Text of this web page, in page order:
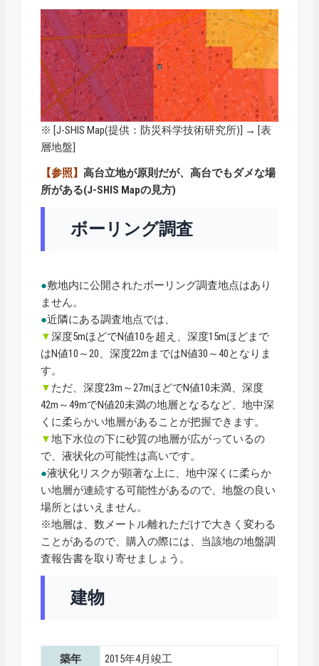
※ [J-SHIS Map(提供：防災科学技術研究所)] → [表
層地盤]
【参照】高台立地が原則だが、高台でもダメな場
所がある(J-SHIS Mapの見方)
ボーリング調査
●敷地内に公開されたボーリング調査地点はあり
ません。
●近隣にある調査地点では、
▼深度5mほどでN値10を超え、深度15mほどまで
はN値10～20、深度22mまではN値30～40となりま
す。
▼ ただ、深度23m～27mほどでN値10未満、深度
42m～49mでN値20未満の地層となるなど、地中深
くに柔らかい地層があることが把握できます。
▼地下水位の下に砂質の地層が広がっているの
で、液状化の可能性は高いです。
●液状化リスクが顕著な上に、地中深くに柔らか
い地層が連続する可能性があるので、地盤の良い
場所とはいえません。
※地層は、数メートル離れただけで大きく変わる
ことがあるので、購入の際には、当該地の地盤調
査報告書を取り寄せましょう。
建物
築年 2015年4月竣工